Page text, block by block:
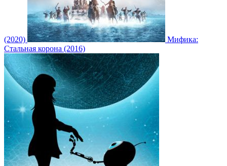
(2020)
Мифика:
Стальная корона (2016)